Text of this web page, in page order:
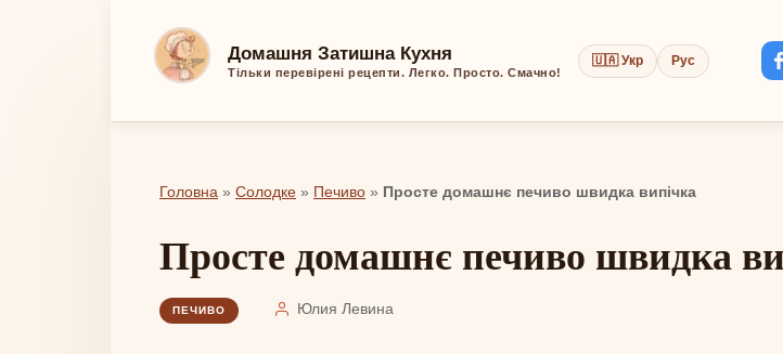
Домашня Затишна Кухня
Тільки перевірені рецепти. Легко. Просто. Смачно!
🇺🇦 Укр Рус
Головна » Солодке » Печиво » Просте домашнє печиво швидка випічка
Просте домашнє печиво швидка
ПЕЧИВО Юлия Левина